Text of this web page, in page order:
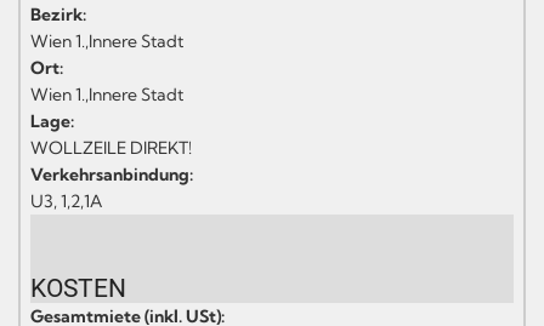
Bezirk:
Wien 1.,Innere Stadt
Ort:
Wien 1.,Innere Stadt
Lage:
WOLLZEILE DIREKT!
Verkehrsanbindung:
U3, 1,2,1A
KOSTEN
Gesamtmiete (inkl. USt):